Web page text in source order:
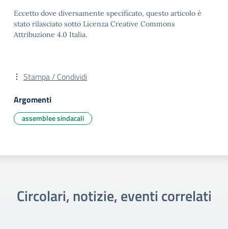
Eccetto dove diversamente specificato, questo articolo è
stato rilasciato sotto Licenza Creative Commons
Attribuzione 4.0 Italia.
Stampa / Condividi
Argomenti
assemblee sindacali
Circolari, notizie, eventi correlati